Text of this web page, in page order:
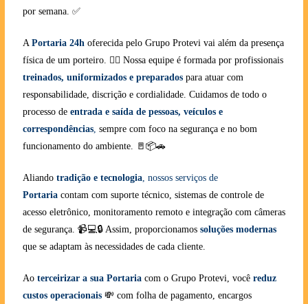
por semana. ✅
A Portaria 24h oferecida pelo Grupo Protevi vai além da presença
física de um porteiro. 👮‍♂️ Nossa equipe é formada por profissionais
treinados, uniformizados e preparadospara atuar com
responsabilidade, discrição e cordialidade. Cuidamos de todo o
processo de entrada e saída de pessoas, veículos e
correspondências, sempre com foco na segurança e no bom
funcionamento do ambiente. 🚪📦🚗
Aliando tradição e tecnologia, nossos serviços de
Portariacontam com suporte técnico, sistemas de controle de
acesso eletrônico, monitoramento remoto e integração com câmeras
de segurança. 📹💻🔒 Assim, proporcionamos soluções modernas
que se adaptam às necessidades de cada cliente.
Ao terceirizar a sua Portariacom o Grupo Protevi, você reduz
custos operacionais💸 com folha de pagamento, encargos